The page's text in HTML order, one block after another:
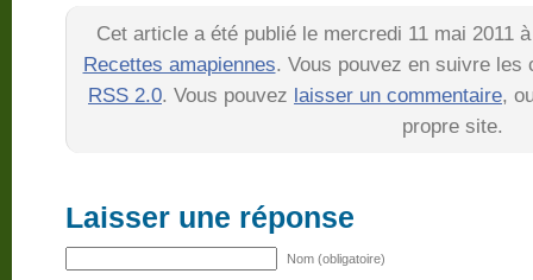
Cet article a été publié le mercredi 11 mai 2011
Recettes amapiennes. Vous pouvez en suivre les
RSS 2.0. Vous pouvez laisser un commentaire,
propre site.
Laisser une réponse
Nom (obligatoire)